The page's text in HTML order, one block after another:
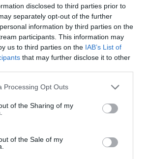
disclosed to third parties prior to
separately opt-out of the further
information by third parties on the
participants. This information may
us to third parties on the IAB’s List of
that may further disclose it to other
Processing Opt Outs
of the Sharing of my
of the Sale of my
de Hiroshima no perseguía a
la de Nagasaki sí: era la ciudad
del Japón
López 08/08/26 06:00
sino espiritual... y la ganará la
08/08/26 06:00
en otros miembros de la Unión